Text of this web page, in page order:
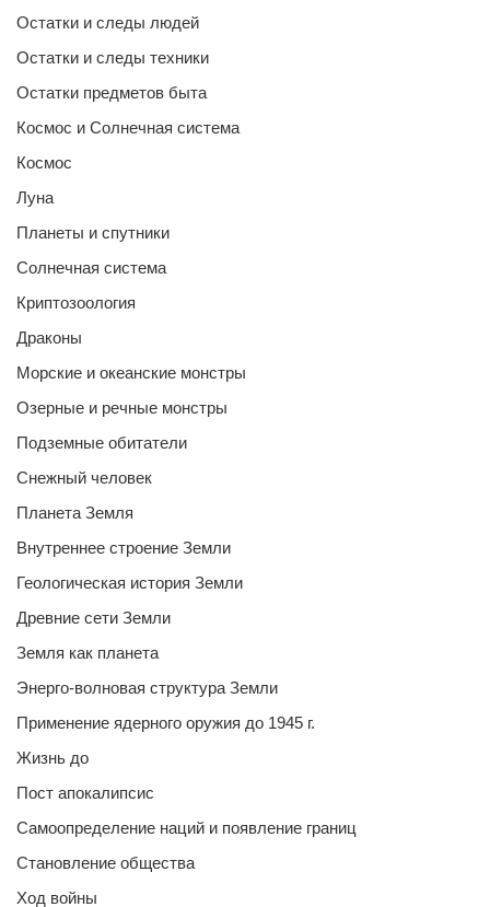
Остатки и следы людей
Остатки и следы техники
Остатки предметов быта
Космос и Солнечная система
Космос
Луна
Планеты и спутники
Солнечная система
Криптозоология
Драконы
Морские и океанские монстры
Озерные и речные монстры
Подземные обитатели
Снежный человек
Планета Земля
Внутреннее строение Земли
Геологическая история Земли
Древние сети Земли
Земля как планета
Энерго-волновая структура Земли
Применение ядерного оружия до 1945 г.
Жизнь до
Пост апокалипсис
Самоопределение наций и появление границ
Становление общества
Ход войны